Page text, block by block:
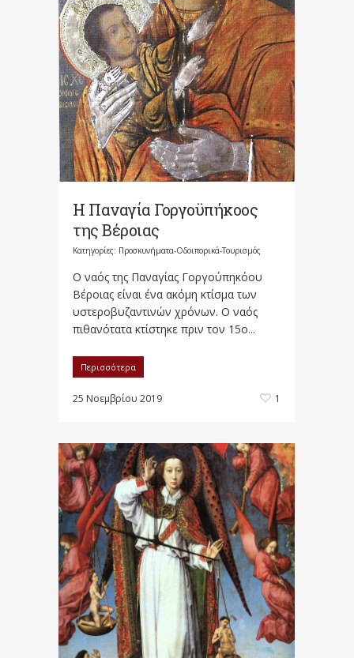
Η Παναγία Γοργοϋπήκοος
της Βέροιας
Κατηγορίες: Προσκυνήματα-Οδοιπορικά-Τουρισμός
Ο ναός της Παναγίας Γοργούπηκόου
Βέροιας είναι ένα ακόμη κτίσμα των
υστεροβυζαντινών χρόνων. Ο ναός
πιθανότατα κτίστηκε πριν τον 15ο...
Περισσότερα
25 Νοεμβρίου 2019 1